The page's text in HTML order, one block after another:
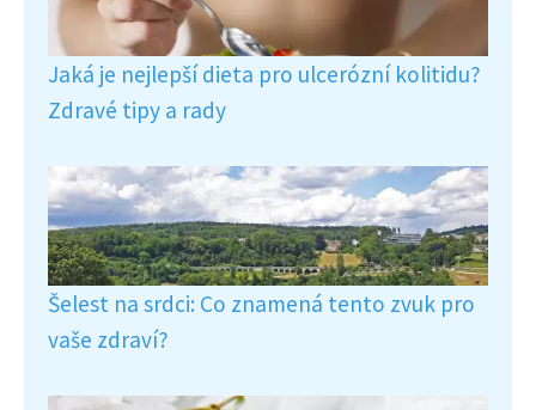
Jaká je nejlepší dieta pro ulcerózní kolitidu?
Zdravé tipy a rady
Šelest na srdci: Co znamená tento zvuk pro
vaše zdraví?